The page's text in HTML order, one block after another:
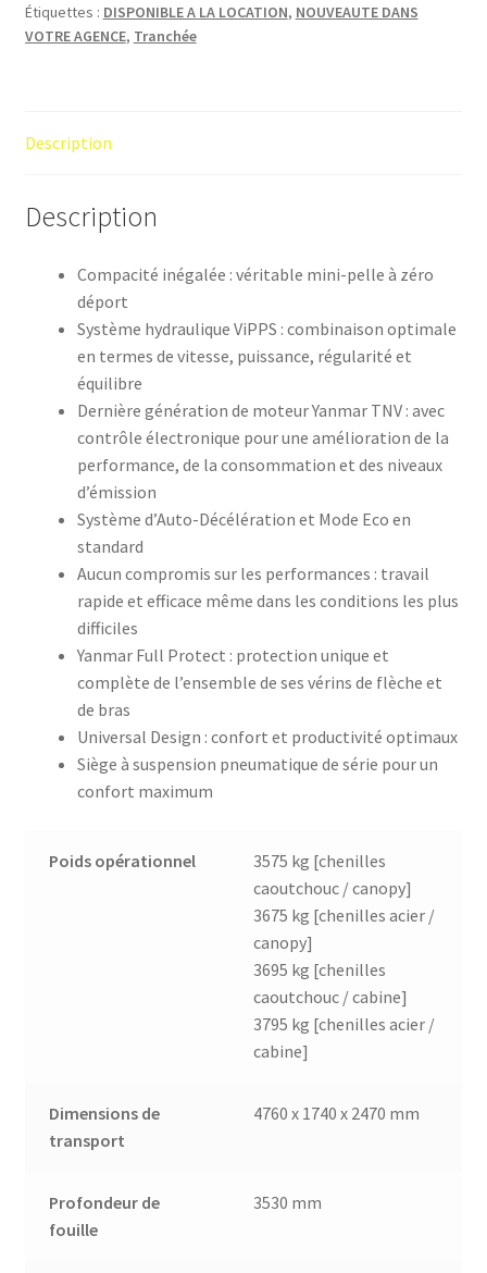
Étiquettes : DISPONIBLE A LA LOCATION, NOUVEAUTE DANS
VOTRE AGENCE, Tranchée
Description
Description
Compacité inégalée : véritable mini-pelle à zéro
déport
Système hydraulique ViPPS : combinaison optimale
en termes de vitesse, puissance, régularité et
équilibre
Dernière génération de moteur Yanmar TNV : avec
contrôle électronique pour une amélioration de la
performance, de la consommation et des niveaux
d’émission
Système d’Auto-Décélération et Mode Eco en
standard
Aucun compromis sur les performances : travail
rapide et efficace même dans les conditions les plus
difficiles
Yanmar Full Protect : protection unique et
complète de l’ensemble de ses vérins de flèche et
de bras
Universal Design : confort et productivité optimaux
Siège à suspension pneumatique de série pour un
confort maximum
Poids opérationnel
3575 kg [chenilles
caoutchouc / canopy]
3675 kg [chenilles acier /
canopy]
3695 kg [chenilles
caoutchouc / cabine]
3795 kg [chenilles acier /
cabine]
Dimensions de
transport
4760 x 1740 x 2470 mm
Profondeur de
fouille
3530 mm